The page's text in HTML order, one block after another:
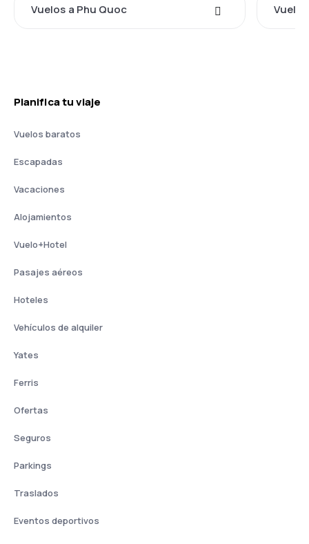
Vuelos a Phu Quoc
Planifica tu viaje
Vuelos baratos
Escapadas
Vacaciones
Alojamientos
Vuelo+Hotel
Pasajes aéreos
Hoteles
Vehículos de alquiler
Yates
Ferris
Ofertas
Seguros
Parkings
Traslados
Eventos deportivos